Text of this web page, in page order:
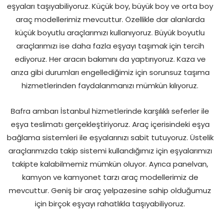
eşyaları taşıyabiliyoruz. Küçük boy, büyük boy ve orta boy
araç modellerimiz mevcuttur. Özellikle dar alanlarda
küçük boyutlu araçlarımızı kullanıyoruz. Büyük boyutlu
araçlarımızı ise daha fazla eşyayı taşımak için tercih
ediyoruz. Her aracın bakımını da yaptırıyoruz. Kaza ve
arıza gibi durumları engellediğimiz için sorunsuz taşıma
hizmetlerinden faydalanmanızı mümkün kılıyoruz.
Bafra ambarı İstanbul hizmetlerinde karşılıklı seferler ile
eşya teslimatı gerçekleştiriyoruz. Araç içerisindeki eşya
bağlama sistemleri ile eşyalarınızı sabit tutuyoruz. Üstelik
araçlarımızda takip sistemi kullandığımız için eşyalarımızı
takipte kalabilmemiz mümkün oluyor. Ayrıca panelvan,
kamyon ve kamyonet tarzı araç modellerimiz de
mevcuttur. Geniş bir araç yelpazesine sahip olduğumuz
için birçok eşyayı rahatlıkla taşıyabiliyoruz.